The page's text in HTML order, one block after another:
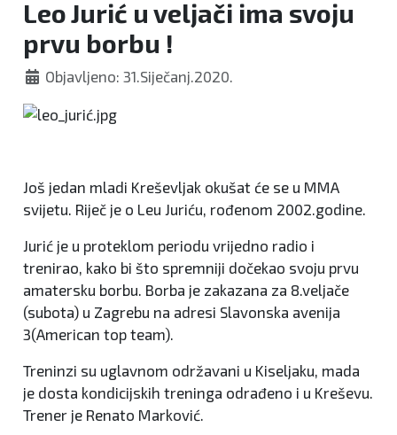
Leo Jurić u veljači ima svoju
prvu borbu !
Objavljeno: 31.Siječanj.2020.
Još jedan mladi Kreševljak okušat će se u MMA
svijetu. Riječ je o Leu Juriću, rođenom 2002.godine.
Jurić je u proteklom periodu vrijedno radio i
trenirao, kako bi što spremniji dočekao svoju prvu
amatersku borbu. Borba je zakazana za 8.veljače
(subota) u Zagrebu na adresi Slavonska avenija
3(American top team).
Treninzi su uglavnom održavani u Kiseljaku, mada
je dosta kondicijskih treninga odrađeno i u Kreševu.
Trener je Renato Marković.